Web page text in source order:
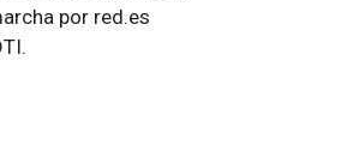
por red.es